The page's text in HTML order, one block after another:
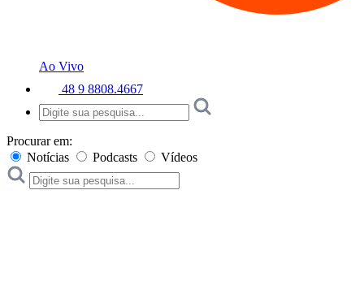
Ao Vivo
48 9 8808.4667
Procurar em:
Notícias
Podcasts Vídeos